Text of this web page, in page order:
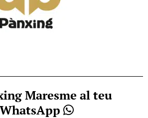
Maresme al teu
WhatsApp